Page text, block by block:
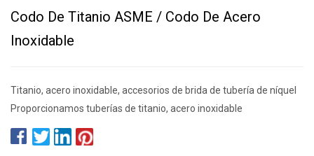
Codo De Titanio ASME / Codo De Acero
Inoxidable
Titanio, acero inoxidable, accesorios de brida de tubería de níquel
Proporcionamos tuberías de titanio, acero inoxidable